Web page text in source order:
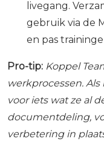
livegang.
gebruik via de
en pas
Pro-tip: Koppel
werkprocessen.
voor iets wat ze al
documentdeling,
verbetering in